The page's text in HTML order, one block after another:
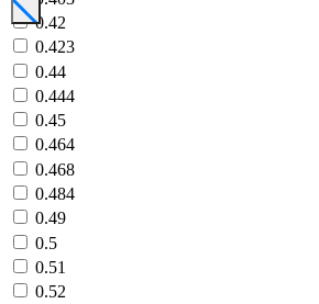
0.42
0.423
0.44
0.444
0.45
0.464
0.468
0.484
0.49
0.5
0.51
0.52